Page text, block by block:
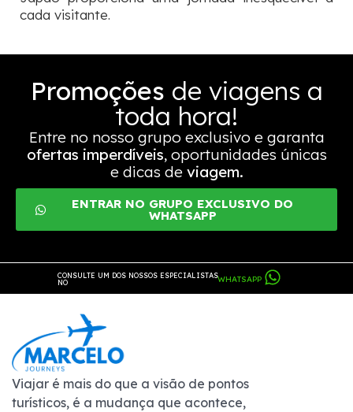
cada visitante.
Promoções de viagens a
toda hora!
Entre no nosso grupo exclusivo e garanta
ofertas imperdíveis, oportunidades únicas
e dicas de viagem.
ENTRAR NO GRUPO EXCLUSIVO DO
WHATSAPP
CONSULTE UM DOS NOSSOS ESPECIALISTAS
NO
WHATSAPP
Viajar é mais do que a visão de pontos
turísticos, é a mudança que acontece,